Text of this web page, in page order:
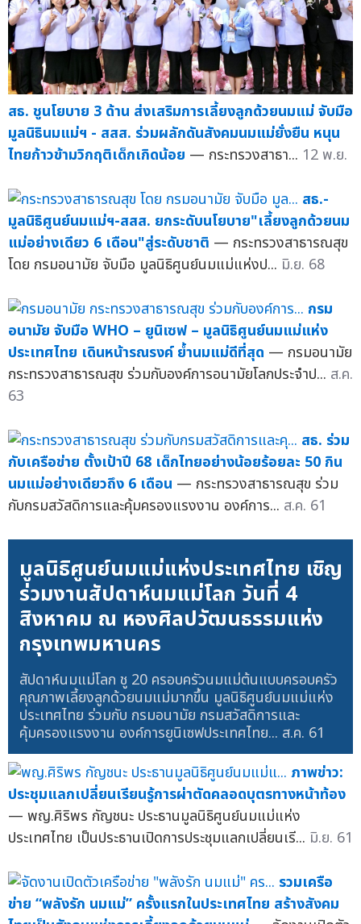
สธ. ชูนโยบาย 3 ด้าน ส่งเสริมการเลี้ยงลูกด้วยนมแม่ จับมือ
มูลนิธินมแม่ฯ - สสส. ร่วมผลักดันสังคมนมแม่ยั่งยืน หนุน
ไทยก้าวข้ามวิกฤติเด็กเกิดน้อย — กระทรวงสาธา... 12 พ.ย.
สธ.-
มูลนิธิศูนย์นมแม่ฯ-สสส. ยกระดับนโยบาย"เลี้ยงลูกด้วยนม
แม่อย่างเดียว 6 เดือน"สู่ระดับชาติ — กระทรวงสาธารณสุข
โดย กรมอนามัย จับมือ มูลนิธิศูนย์นมแม่แห่งป... มิ.ย. 68
กรม
อนามัย จับมือ WHO – ยูนิเซฟ – มูลนิธิศูนย์นมแม่แห่ง
ประเทศไทย เดินหน้ารณรงค์ ย้ำนมแม่ดีที่สุด — กรมอนามัย
กระทรวงสาธารณสุข ร่วมกับองค์การอนามัยโลกประจำป... ส.ค.
63
สธ. ร่วม
กับเครือข่าย ตั้งเป้าปี 68 เด็กไทยอย่างน้อยร้อยละ 50 กิน
นมแม่อย่างเดียวถึง 6 เดือน — กระทรวงสาธารณสุข ร่วม
กับกรมสวัสดิการและคุ้มครองแรงงาน องค์การ... ส.ค. 61
มูลนิธิศูนย์นมแม่แห่งประเทศไทย เชิญ
ร่วมงานสัปดาห์นมแม่โลก วันที่ 4
สิงหาคม ณ หองศิลปวัฒนธรรมแห่ง
กรุงเทพมหานคร
สัปดาห์นมแม่โลก ชู 20 ครอบครัวนมแม่ต้นแบบครอบครัว
คุณภาพเลี้ยงลูกด้วยนมแม่มากขึ้น มูลนิธิศูนย์นมแม่แห่ง
ประเทศไทย ร่วมกับ กรมอนามัย กรมสวัสดิการและ
คุ้มครองแรงงาน องค์การยูนิเซฟประเทศไทย... ส.ค. 61
ภาพข่าว:
ประชุมแลกเปลี่ยนเรียนรู้การผ่าตัดคลอดบุตรทางหน้าท้อง
— พญ.ศิริพร กัญชนะ ประธานมูลนิธิศูนย์นมแม่แห่ง
ประเทศไทย เป็นประธานเปิดการประชุมแลกเปลี่ยนเรี... มิ.ย. 61
รวมเครือ
ข่าย “พลังรัก นมแม่” ครั้งแรกในประเทศไทย สร้างสังคม